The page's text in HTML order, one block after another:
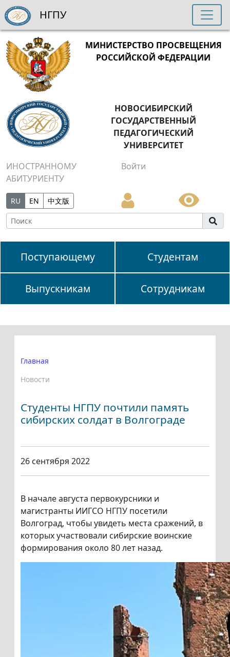
МИНИСТЕРСТВО ПРОСВЕЩЕНИЯ
РОССИЙСКОЙ ФЕДЕРАЦИИ
НОВОСИБИРСКИЙ
ГОСУДАРСТВЕННЫЙ
ПЕДАГОГИЧЕСКИЙ
УНИВЕРСИТЕТ
ИНОСТРАННОМУ
АБИТУРИЕНТУ
Войти
RU EN 中文版
Поступающему Студентам
Выпускникам Сотрудникам
НГПУ
Главная
Новости
Студенты НГПУ почтили память
сибирских солдат в Волгограде
26 сентября 2022
В начале августа первокурсники и
магистранты ИИГСО НГПУ посетили
Волгоград, чтобы увидеть места сражений, в
которых участвовали сибирские воинские
формирования около 80 лет назад.